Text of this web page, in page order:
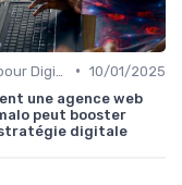
• 10/01/2025
une agence web
peut booster
digitale